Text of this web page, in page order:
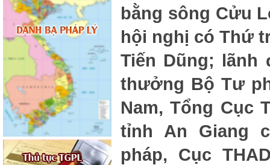
bằng sông Cửu
hội nghị có Thứ
Tiến Dũng; lãnh
thưởng Bộ Tư
Nam, Tổng Cục
tỉnh An Giang
pháp, Cục